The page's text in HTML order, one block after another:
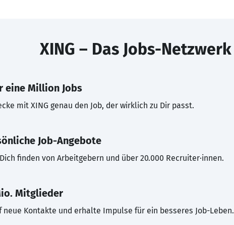
XING – Das Jobs-Netzwerk
eine Million Jobs
mit XING genau den Job, der wirklich zu Dir passt.
Job-Angebote
finden von Arbeitgebern und über 20.000 Recruiter·innen.
Mitglieder
neue Kontakte und erhalte Impulse für ein besseres Job-Leben.